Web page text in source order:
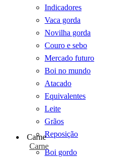
Indicadores
Vaca gorda
Novilha gorda
Couro e sebo
Mercado futuro
Boi no mundo
Atacado
Equivalentes
Leite
Grãos
Reposição
Carne
Carne
Boi gordo